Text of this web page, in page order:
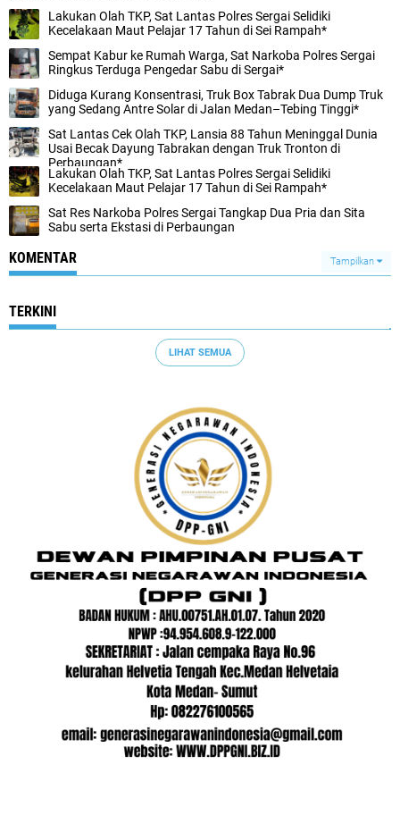
Lakukan Olah TKP, Sat Lantas Polres Sergai Selidiki
Kecelakaan Maut Pelajar 17 Tahun di Sei Rampah*
Sempat Kabur ke Rumah Warga, Sat Narkoba Polres Sergai
Ringkus Terduga Pengedar Sabu di Sergai*
Diduga Kurang Konsentrasi, Truk Box Tabrak Dua Dump Truk
yang Sedang Antre Solar di Jalan Medan–Tebing Tinggi*
Sat Lantas Cek Olah TKP, Lansia 88 Tahun Meninggal Dunia
Usai Becak Dayung Tabrakan dengan Truk Tronton di
Perbaungan*
Lakukan Olah TKP, Sat Lantas Polres Sergai Selidiki
Kecelakaan Maut Pelajar 17 Tahun di Sei Rampah*
Sat Res Narkoba Polres Sergai Tangkap Dua Pria dan Sita
Sabu serta Ekstasi di Perbaungan
KOMENTAR Tampilkan
TERKINI
LIHAT SEMUA